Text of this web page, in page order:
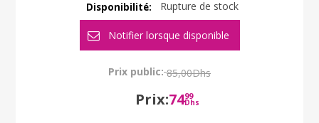
Disponibilité: Rupture de stock
Prix public: 85,00Dhs
Prix:7499
Dhs